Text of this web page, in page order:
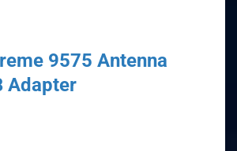
9575 Antenna
Adapter